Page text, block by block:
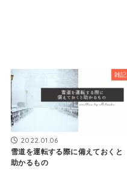
雑記
2022.01.06
雪道を運転する際に備えておくと
助かるもの